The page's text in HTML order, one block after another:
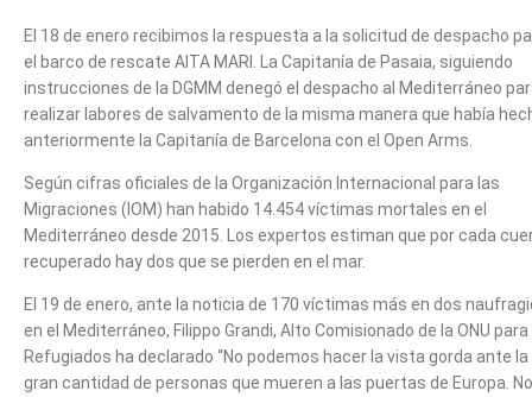
El 18 de enero recibimos la respuesta a la solicitud de despacho
el barco de rescate AITA MARI. La Capitanía de Pasaia, siguiendo
instrucciones de la DGMM denegó el despacho al Mediterráneo
realizar labores de salvamento de la misma manera que había
anteriormente la Capitanía de Barcelona con el Open Arms.
Según cifras oficiales de la Organización Internacional para las
Migraciones (IOM) han habido 14.454 víctimas mortales en el
Mediterráneo desde 2015. Los expertos estiman que por cada
recuperado hay dos que se pierden en el mar.
El 19 de enero, ante la noticia de 170 víctimas más en dos
en el Mediterráneo, Filippo Grandi, Alto Comisionado de la ONU
Refugiados ha declarado “No podemos hacer la vista gorda ante la
gran cantidad de personas que mueren a las puertas de Europa.